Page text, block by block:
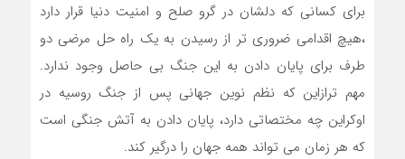
برای کسانی که دلشان در گرو صلح و امنیت دنیا قرار دارد
،هیچ اقدامی ضروری تر از رسیدن به یک راه حل مرضی دو
طرف برای پایان دادن به این جنگ بی حاصل وجود ندارد.
مهم ترازاین که نظم نوین جهانی پس از جنگ روسیه در
اوکراین چه مختصاتی دارد، پایان دادن به آتش جنگی است
که هر زمان می تواند همه جهان را درگیر کند.